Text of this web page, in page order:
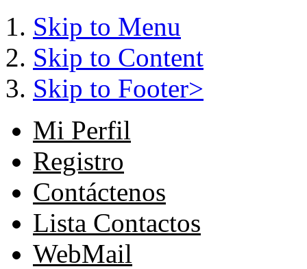
Skip to Menu
Skip to Content
Skip to Footer>
Mi Perfil
Registro
Contáctenos
Lista Contactos
WebMail